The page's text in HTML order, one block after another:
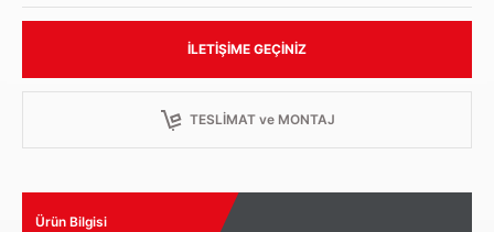
İLETIŞIME GEÇINIZ
TESLİMAT ve MONTAJ
Ürün Bilgisi